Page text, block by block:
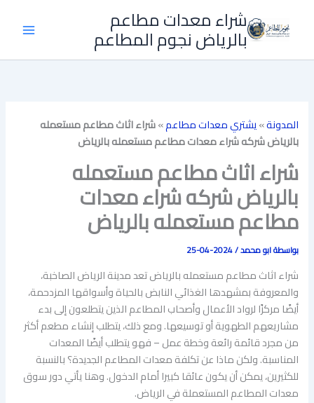
المحتوى
شراء معدات مطاعم
بالرياض نجوم المطاعم
المدونة»يشتري معدات مطاعم»شراء اثاث مطاعم مستعمله
بالرياض شركه شراء معدات مطاعم مستعمله بالرياض
شراء اثاث مطاعم مستعمله
بالرياض شركه شراء معدات
مطاعم مستعمله بالرياض
بواسطةابو محمد/
2024-04-25
شراء اثاث مطاعم مستعمله بالرياض تعد مدينة الرياض الصاخبة،
والمعروفة بمشهدها الغذائي النابض بالحياة وأسواقها المزدحمة،
أيضًا مركزًا لرواد الأعمال وأصحاب المطاعم الذين يتطلعون إلى بدء
مشاريعهم الطهوية أو توسيعها. ومع ذلك، يتطلب إنشاء مطعم أكثر
من مجرد قائمة رائعة وخطة عمل – فهو يتطلب أيضًا المعدات
المناسبة. ولكن ماذا عن تكلفة معدات المطاعم الجديدة؟ بالنسبة
للكثيرين، يمكن أن يكون عائقا كبيرا أمام الدخول. وهنا يأتي دور سوق
معدات المطاعم المستعملة في الرياض.